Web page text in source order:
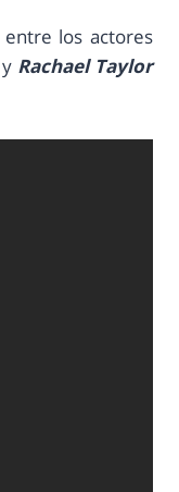
los actores
Rachael Taylor